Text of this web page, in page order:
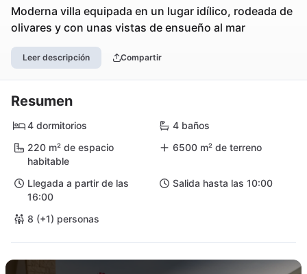
Moderna villa equipada en un lugar idílico, rodeada de
olivares y con unas vistas de ensueño al mar
Leer descripción Compartir
Resumen
4 dormitorios
4 baños
220 m² de espacio
habitable
6500 m² de terreno
Llegada a partir de las
16:00
Salida hasta las 10:00
8 (+1) personas